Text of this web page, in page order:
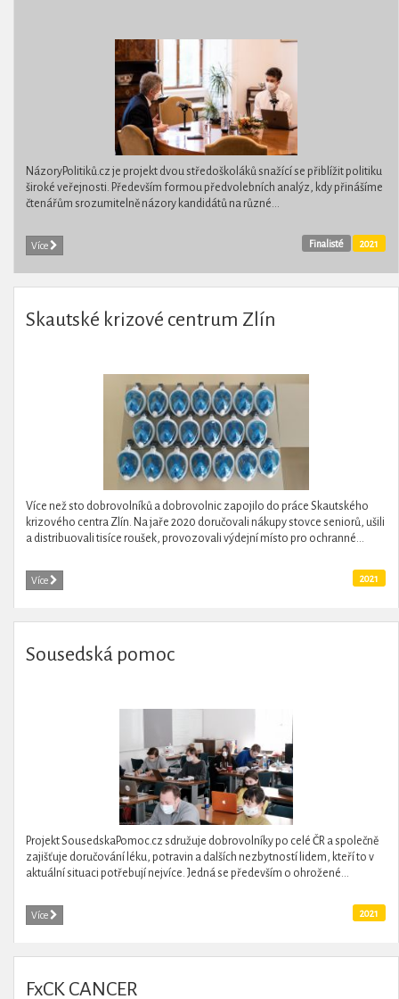
NázoryPolitiků.cz je projekt dvou středoškoláků snažící se přiblížit politiku
široké veřejnosti. Především formou předvolebních analýz, kdy přinášíme
čtenářům srozumitelně názory kandidátů na různé...
Více 2021
Finalisté
Skautské krizové centrum Zlín
Více než sto dobrovolníků a dobrovolnic zapojilo do práce Skautského
krizového centra Zlín. Na jaře 2020 doručovali nákupy stovce seniorů, ušili
a distribuovali tisíce roušek, provozovali výdejní místo pro ochranné...
Více 2021
Sousedská pomoc
Projekt SousedskaPomoc.cz sdružuje dobrovolníky po celé ČR a společně
zajišťuje doručování léku, potravin a dalších nezbytností lidem, kteří to v
aktuální situaci potřebují nejvíce. Jedná se především o ohrožené...
Více 2021
FxCK CANCER